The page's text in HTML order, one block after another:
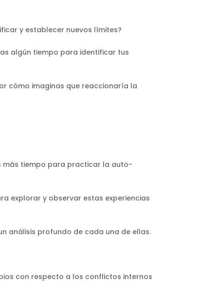
y establecer nuevos límites?
algún tiempo para identificar tus
cómo imaginas que reaccionaría la
más tiempo para practicar la auto-
explorar y observar estas experiencias
análisis profundo de cada una de ellas.
con respecto a los conflictos internos